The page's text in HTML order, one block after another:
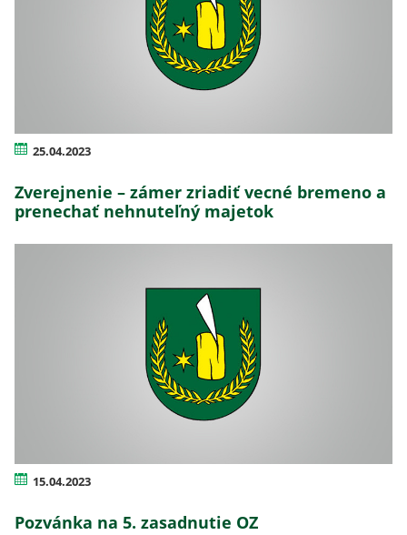
25.04.2023
Zverejnenie – zámer zriadiť vecné bremeno a
prenechať nehnuteľný majetok
15.04.2023
Pozvánka na 5. zasadnutie OZ